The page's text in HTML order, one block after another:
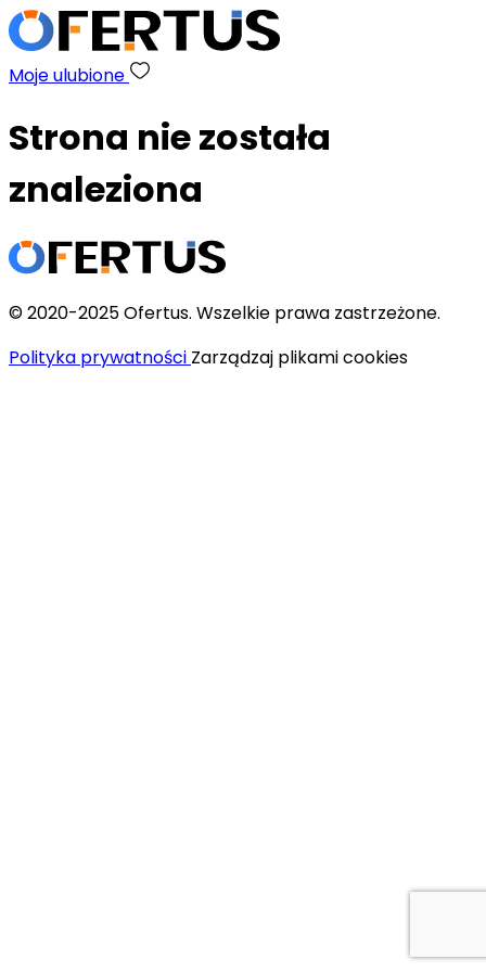
Moje ulubione
Strona nie została
znaleziona
© 2020-2025 Ofertus. Wszelkie prawa zastrzeżone.
Polityka prywatności Zarządzaj plikami cookies